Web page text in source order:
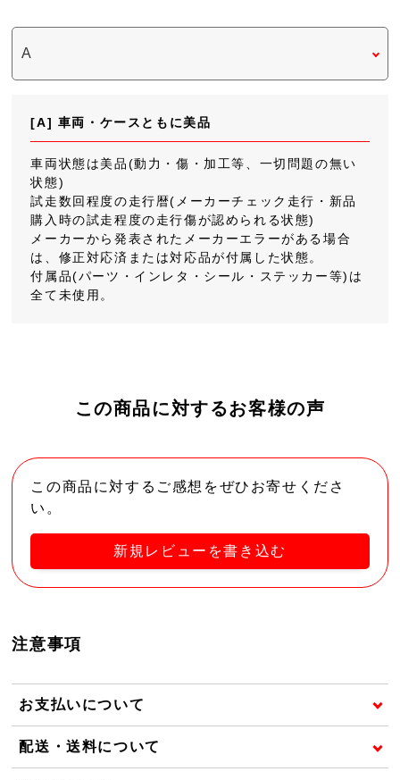
[A] 車両・ケースともに美品
車両状態は美品(動力・傷・加工等、一切問題の無い
状態)
試走数回程度の走行暦(メーカーチェック走行・新品
購入時の試走程度の走行傷が認められる状態)
メーカーから発表されたメーカーエラーがある場合
は、修正対応済または対応品が付属した状態。
付属品(パーツ・インレタ・シール・ステッカー等)は
全て未使用。
この商品に対するお客様の声
この商品に対するご感想をぜひお寄せくださ
い。
新規レビューを書き込む
注意事項
お支払いについて
配送・送料について